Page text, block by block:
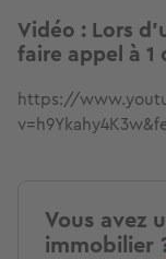
Vidéo : Lors
faire appel à 1
https://
Vous avez
immobilier